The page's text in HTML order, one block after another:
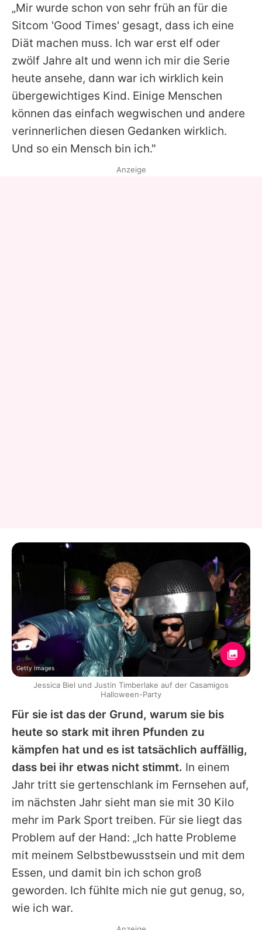
„Mir wurde schon von sehr früh an für die
Sitcom 'Good Times' gesagt, dass ich eine
Diät machen muss. Ich war erst elf oder
zwölf Jahre alt und wenn ich mir die Serie
heute ansehe, dann war ich wirklich kein
übergewichtiges Kind. Einige Menschen
können das einfach wegwischen und andere
verinnerlichen diesen Gedanken wirklich.
Und so ein Mensch bin ich."
Für sie ist das der Grund, warum sie bis
heute so stark mit ihren Pfunden zu
kämpfen hat und es ist tatsächlich auffällig,
dass bei ihr etwas nicht stimmt. In einem
Jahr tritt sie gertenschlank im Fernsehen auf,
im nächsten Jahr sieht man sie mit 30 Kilo
mehr im Park Sport treiben. Für sie liegt das
Problem auf der Hand: „Ich hatte Probleme
mit meinem Selbstbewusstsein und mit dem
Essen, und damit bin ich schon groß
geworden. Ich fühlte mich nie gut genug, so,
wie ich war.
Anzeige
Getty Images
Jessica Biel und Justin Timberlake auf der Casamigos
Halloween-Party